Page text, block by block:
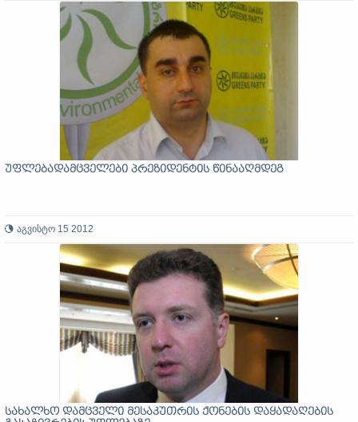
უფლებადამცველები პრეზიდენტის წინააღმდეგ
აგვისტო 15 2012
სახალხო დამცველი მესაკუთრის ქონების დაყადაღების